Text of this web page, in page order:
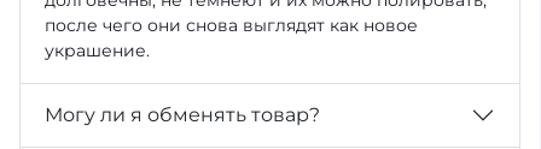
после чего они снова выглядят как новое
украшение.
Могу ли я обменять товар?